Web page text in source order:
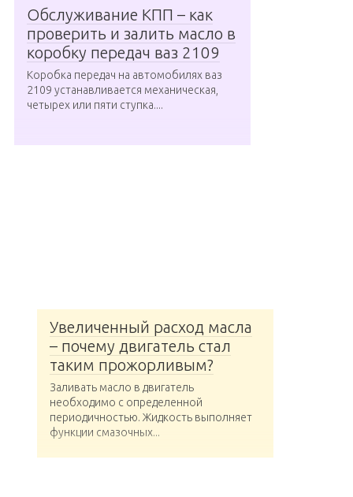
Обслуживание КПП – как
проверить и залить масло в
коробку передач ваз 2109
Коробка передач на автомобилях ваз
2109 устанавливается механическая,
четырех или пяти ступка....
Увеличенный расход масла
– почему двигатель стал
таким прожорливым?
Заливать масло в двигатель
необходимо с определенной
периодичностью. Жидкость выполняет
функции смазочных...